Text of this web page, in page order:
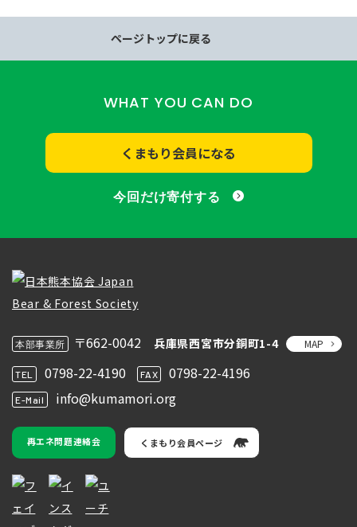
ページトップに戻る
WHAT YOU CAN DO
くまもり会員になる
今回だけ寄付する
本部事業所 〒662-0042 兵庫県西宮市分銅町1-4 MAP
TEL 0798-22-4190 FAX 0798-22-4196
E-Mail info@kumamori.org
再エネ問題連絡会 くまもり会員ページ